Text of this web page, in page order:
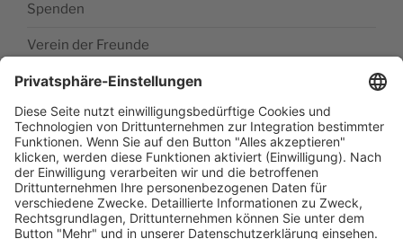
Spenden
Verein der Freunde
Impressum
Barrierefreiheitserklärung
Datenschutzerklärung
Newsletter abonieren